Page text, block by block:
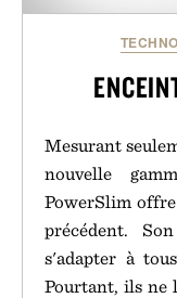
Mesurant
nouvelle
PowerSlim
précédent.
s'adapter à
Pourtant, ils ne